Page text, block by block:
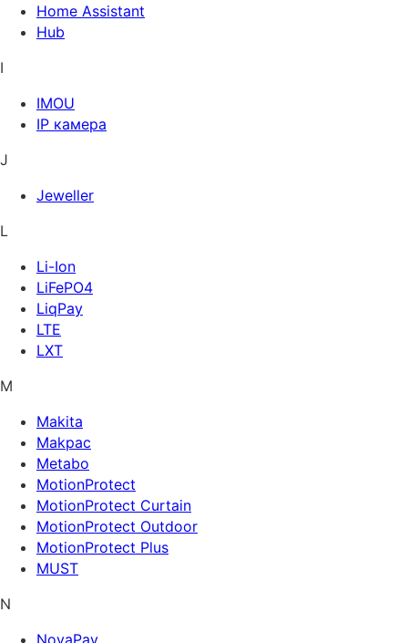
Home Assistant
Hub
I
IMOU
IP камера
J
Jeweller
L
Li-Ion
LiFePO4
LiqPay
LTE
LXT
M
Makita
Makpac
Metabo
MotionProtect
MotionProtect Curtain
MotionProtect Outdoor
MotionProtect Plus
MUST
N
NovaPay